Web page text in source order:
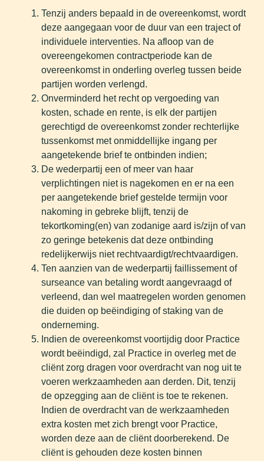
Tenzij anders bepaald in de overeenkomst, wordt
deze aangegaan voor de duur van een traject of
individuele interventies. Na afloop van de
overeengekomen contractperiode kan de
overeenkomst in onderling overleg tussen beide
partijen worden verlengd.
Onverminderd het recht op vergoeding van
kosten, schade en rente, is elk der partijen
gerechtigd de overeenkomst zonder rechterlijke
tussenkomst met onmiddellijke ingang per
aangetekende brief te ontbinden indien;
De wederpartij een of meer van haar
verplichtingen niet is nagekomen en er na een
per aangetekende brief gestelde termijn voor
nakoming in gebreke blijft, tenzij de
tekortkoming(en) van zodanige aard is/zijn of van
zo geringe betekenis dat deze ontbinding
redelijkerwijs niet rechtvaardigt/rechtvaardigen.
Ten aanzien van de wederpartij faillissement of
surseance van betaling wordt aangevraagd of
verleend, dan wel maatregelen worden genomen
die duiden op beëindiging of staking van de
onderneming.
Indien de overeenkomst voortijdig door Practice
wordt beëindigd, zal Practice in overleg met de
cliënt zorg dragen voor overdracht van nog uit te
voeren werkzaamheden aan derden. Dit, tenzij
de opzegging aan de cliënt is toe te rekenen.
Indien de overdracht van de werkzaamheden
extra kosten met zich brengt voor Practice,
worden deze aan de cliënt doorberekend. De
cliënt is gehouden deze kosten binnen